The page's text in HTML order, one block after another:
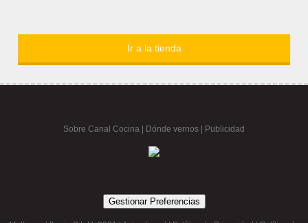
Ir a la tienda
Sobre Canal Cocina Dónde vernos | Publicidad
Gestionar Preferencias